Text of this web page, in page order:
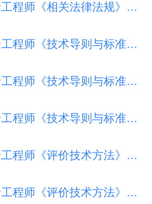
2023年环境影响评价工程师《相关法律法规》最新模拟试题（3）
2023年环境影响评价工程师《技术导则与标准》最新模拟试题（1）
2023年环境影响评价工程师《技术导则与标准》最新模拟试题（2）
2023年环境影响评价工程师《技术导则与标准》最新模拟试题（3）
2023年环境影响评价工程师《评价技术方法》最新模拟试题（1）
2023年环境影响评价工程师《评价技术方法》最新模拟试题（2）